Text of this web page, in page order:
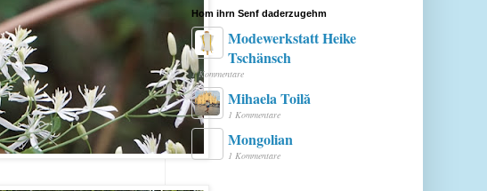
Hom ihrn Senf daderzugehm
Modewerkstatt Heike
Tschänsch
1 Kommentare
Mihaela Toilă
1 Kommentare
Mongolian
1 Kommentare